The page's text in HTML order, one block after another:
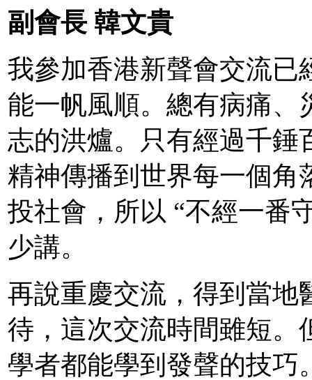
副會長 韓文貴
我參加香港新聲會交流已
能一帆風順。總有病痛、
志的洪爐。只有經過千錘
精神傳播到世界每一個角
投社會，所以 “不經一番
少講。
再說重慶交流，得到當地
待，這次交流時間雖短。
學者都能學到發聲的技巧